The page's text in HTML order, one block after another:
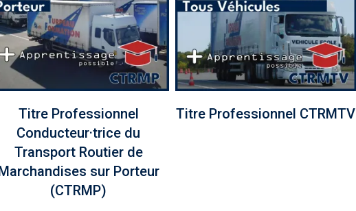
Titre Professionnel
Conducteur·trice du
Transport Routier de
sur Porteur
(CTRMP)
Titre Professionnel CTRMTV